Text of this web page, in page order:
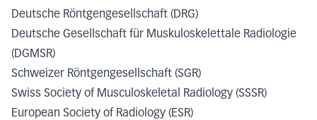
Deutsche Röntgengesellschaft (DRG)
Deutsche Gesellschaft für Muskuloskelettale Radiologie
(DGMSR)
Schweizer Röntgengesellschaft (SGR)
Swiss Society of Musculoskeletal Radiology (SSSR)
European Society of Radiology (ESR)